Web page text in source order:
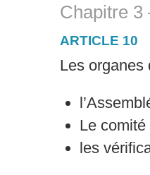
Chapitre 3
ARTICLE 10
Les organes
Le comité
les